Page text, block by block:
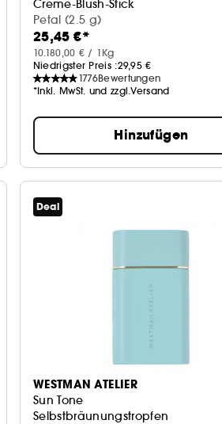
Creme-Blush-Stick
Petal (2.5 g)
25,45 €*
10.180,00 € / 1Kg
Niedrigster Preis :29,95 €
1776Bewertungen
*Inkl. MwSt. und zzgl.Versand
Hinzufügen
Deal
WESTMAN ATELIER
Sun Tone
Selbstbräunungstropfen